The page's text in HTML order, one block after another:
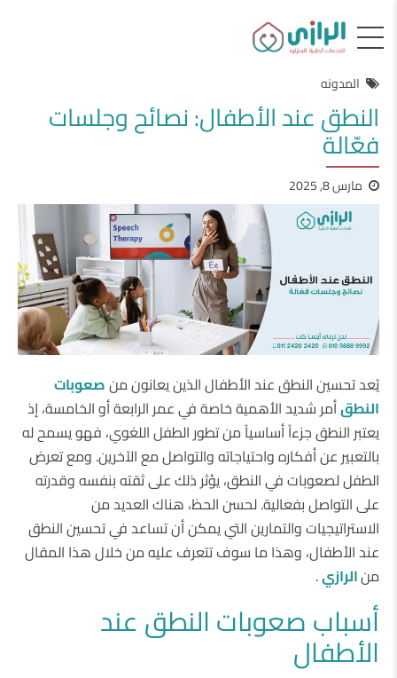
المدونه
النطق عند الأطفال: نصائح وجلسات
فعّالة
مارس 8, 2025
يُعد تحسين النطق عند الأطفال الذين يعانون منصعوبات
النطقأمر شديد الأهمية خاصة في عمر الرابعة أو الخامسة، إذ
يعتبر النطق جزءاً أساسياً من تطور الطفل اللغوي، فهو يسمح له
بالتعبير عن أفكاره واحتياجاته والتواصل مع الآخرين. ومع تعرض
الطفل لصعوبات في النطق، يؤثر ذلك على ثقته بنفسه وقدرته
على التواصل بفعالية. لحسن الحظ، هناك العديد من
الاستراتيجيات والتمارين التي يمكن أن تساعد في تحسين النطق
عند الأطفال، وهذا ما سوف تتعرف عليه من خلال هذا المقال
منالرازي.
أسباب صعوبات النطق عند
الأطفال